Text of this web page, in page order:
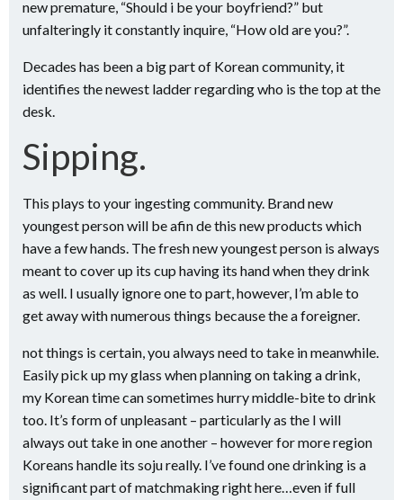
new premature, “Should i be your boyfriend?” but
unfalteringly it constantly inquire, “How old are you?”.
Decades has been a big part of Korean community, it
identifies the newest ladder regarding who is the top at the
desk.
Sipping.
This plays to your ingesting community. Brand new
youngest person will be afin de this new products which
have a few hands. The fresh new youngest person is always
meant to cover up its cup having its hand when they drink
as well. I usually ignore one to part, however, I’m able to
get away with numerous things because the a foreigner.
not things is certain, you always need to take in meanwhile.
Easily pick up my glass when planning on taking a drink,
my Korean time can sometimes hurry middle-bite to drink
too. It’s form of unpleasant – particularly as the I will
always out take in one another – however for more region
Koreans handle its soju really. I’ve found one drinking is a
significant part of matchmaking right here…even if full